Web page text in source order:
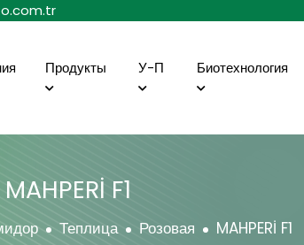
Продукты У-П Биотехнология
MAHPERİ F1
Теплица Розовая MAHPERİ F1